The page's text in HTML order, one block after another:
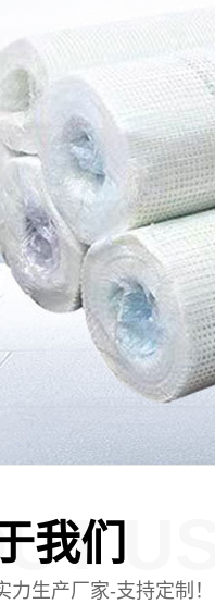
我们US
力生产厂家-支持定制！